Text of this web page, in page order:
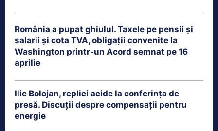
România a pupat ghiulul. Taxele pe pensii și
salarii și cota TVA, obligații convenite la
Washington printr-un Acord semnat pe 16
aprilie
Ilie Bolojan, replici acide la conferința de
presă. Discuții despre compensații pentru
energie